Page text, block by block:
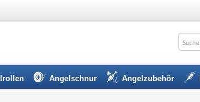
Angelschnur Angelzubehör